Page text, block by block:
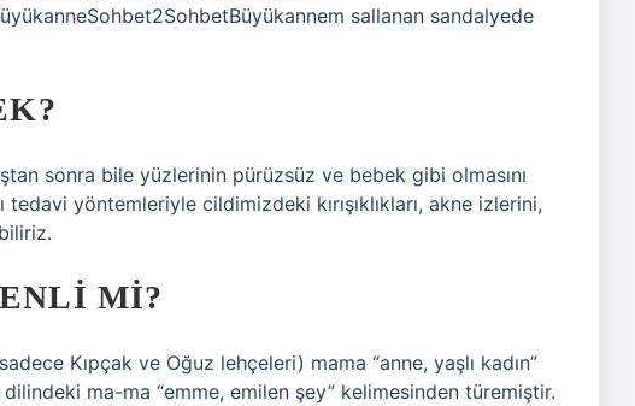
sallanan sandalyede
sonra bile yüzlerinin pürüzsüz ve bebek gibi olmasını
yöntemleriyle cildimizdeki kırışıklıkları, akne izlerini,
MI?
Kıpçak ve Oğuz lehçeleri) mama “anne, yaşlı kadın”
ma-ma “emme, emilen şey” kelimesinden türemiştir.